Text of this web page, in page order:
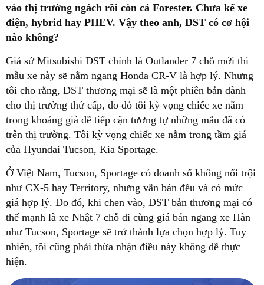
vào thị trường ngách rồi còn cả Forester. Chưa kể xe
điện, hybrid hay PHEV. Vậy theo anh, DST có cơ hội
nào không?
Giả sử Mitsubishi DST chính là Outlander 7 chỗ mới thì
mẫu xe này sẽ nằm ngang Honda CR-V là hợp lý. Nhưng
tôi cho rằng, DST thương mại sẽ là một phiên bản dành
cho thị trường thứ cấp, do đó tôi kỳ vọng chiếc xe nằm
trong khoảng giá dễ tiếp cận tương tự những mẫu đã có
trên thị trường. Tôi kỳ vọng chiếc xe nằm trong tầm giá
của Hyundai Tucson, Kia Sportage.
Ở Việt Nam, Tucson, Sportage có doanh số không nổi trội
như CX-5 hay Territory, nhưng vẫn bán đều và có mức
giá hợp lý. Do đó, khi chen vào, DST bản thương mại có
thế mạnh là xe Nhật 7 chỗ đi cùng giá bán ngang xe Hàn
như Tucson, Sportage sẽ trở thành lựa chọn hợp lý. Tuy
nhiên, tôi cũng phải thừa nhận điều này không dễ thực
hiện.